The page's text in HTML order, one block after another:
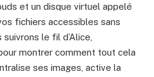
et un disque virtuel appelé
fichiers accessibles sans
le fil d’Alice,
montrer comment tout cela
ses images, active la